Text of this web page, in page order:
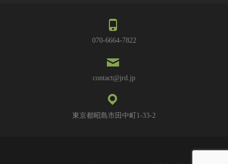
070-6664-7822
contact@jrd.jp
東京都昭島市田中町1-33-2